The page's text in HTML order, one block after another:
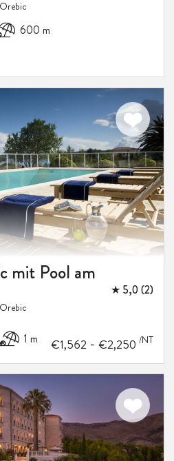
600 m
mit Pool am
★ 5,0 (2)
1 m €1,562 - €2,250 /NT